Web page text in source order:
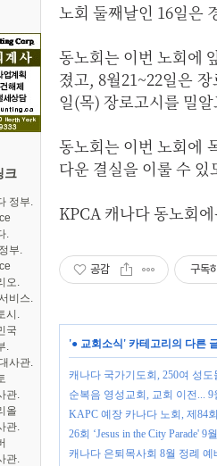
크
정부.
.
부.
오.
비스.
시.
민국
.
사관.
토
관.
리올
관.
버
관.
노회 둘째날인 16일은
동노회는 이번 노회에
졌고, 8월21~22일은
일(목) 장로고시를 밀
동노회는 이번 노회에
다운 결실을 이룰 수
KPCA 캐나다 동노회
공감 구독
'● 교회소식' 카테고리의 다른
캐나다 국가기도회, 250여 성
순복음 영성교회, 교회 이전...
KAPC 예장 카나다 노회, 제84
26회 ‘Jesus in the City Parade'
캐나다 은퇴목사회 8월 정례